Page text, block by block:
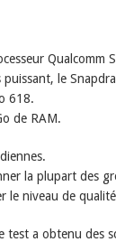
Qualcomm
le
618.
de RAM.
la plupart des
le niveau de
test a obtenu des